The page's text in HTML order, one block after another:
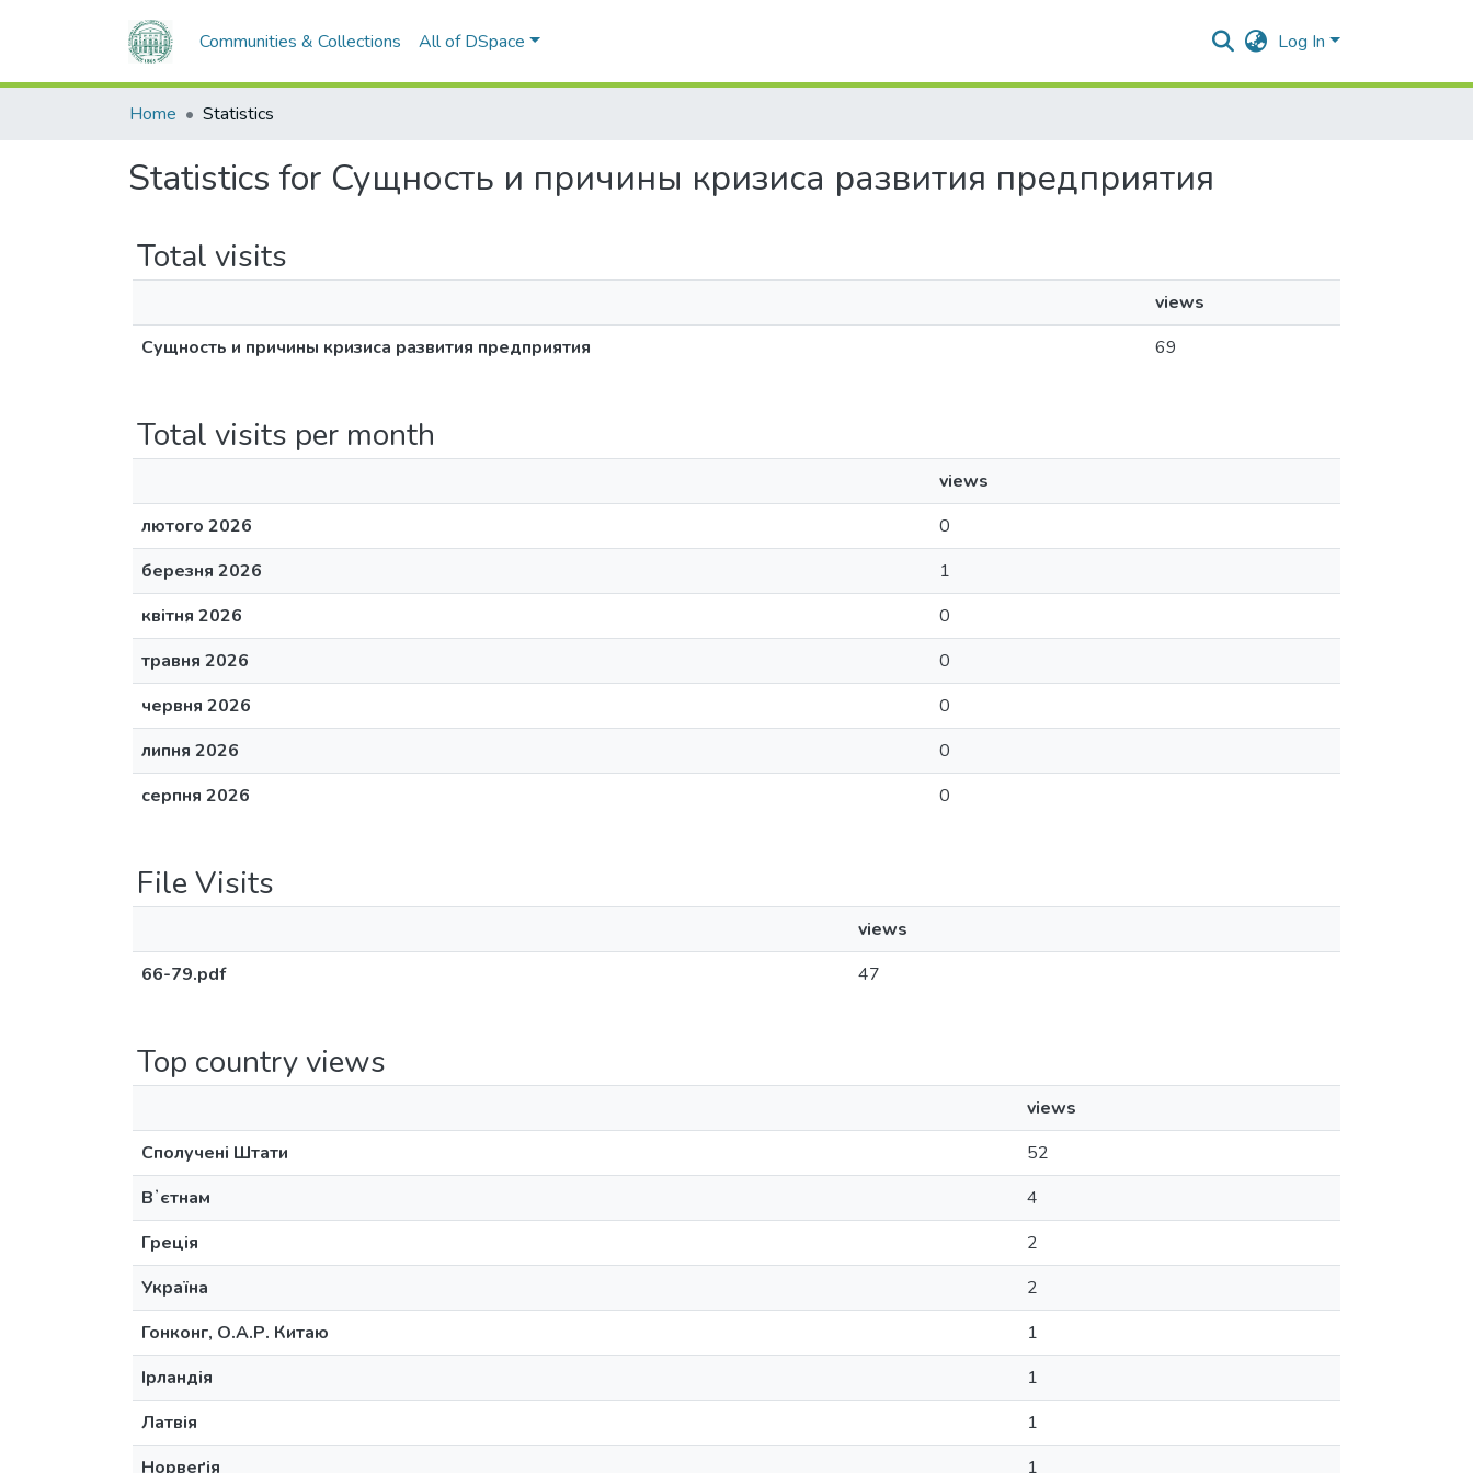
Communities & Collections All of DSpace Log In
Home Statistics
Statistics for Сущность и причины кризиса развития предприятия
Total visits
views
Сущность и причины кризиса развития предприятия
69
Total visits per month
views
лютого 2026
0
березня 2026
1
квітня 2026
0
травня 2026
0
червня 2026
0
липня 2026
0
серпня 2026
0
File Visits
views
66-79.pdf
47
Top country views
views
Сполучені Штати
52
Вʼєтнам
4
Греція
2
Україна
2
Гонконг, О.А.Р. Китаю
1
Ірландія
1
Латвія
1
Норвеґія
1